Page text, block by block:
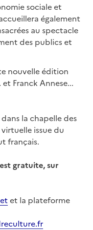
sociale et
également
au spectacle
des publics et
nouvelle édition
Franck Annese...
la chapelle des
issue du
français.
gratuite, sur
et la plateforme